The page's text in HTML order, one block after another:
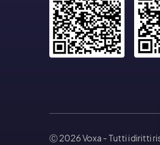
Ⓒ 2026 Voxa - Tutti i diritti